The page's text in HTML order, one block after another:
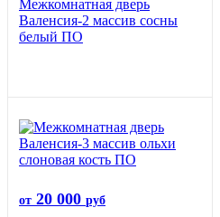
Межкомнатная дверь
Валенсия-2 массив сосны
белый ПО
от 20 000 руб